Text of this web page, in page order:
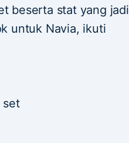
beserta stat yang jadi
untuk Navia, ikuti
set